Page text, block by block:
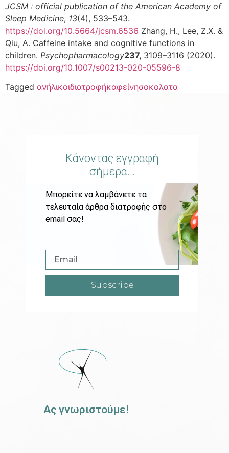
JCSM : official publication of the American Academy of
Sleep Medicine, 13(4), 533–543.
https://doi.org/10.5664/jcsm.6536 Zhang, H., Lee, Z.X. &
Qiu, A. Caffeine intake and cognitive functions in
children. Psychopharmacology237, 3109–3116 (2020).
https://doi.org/10.1007/s00213-020-05596-8
Tagged ανήλικοιδιατροφήκαφείνησοκολατα
Κάνοντας εγγραφή
σήμερα...
Μπορείτε να λαμβάνετε τα
τελευταία άρθρα διατροφής στο
email σας!
Subscribe
Ας γνωριστούμε!